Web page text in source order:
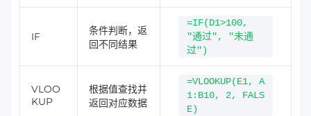
IF
条件判断，返
回不同结果
=IF(D1>100,
"通过", "未通
过")
VLOO
KUP
根据值查找并
返回对应数据
=VLOOKUP(E1, A
1:B10, 2, FALS
E)